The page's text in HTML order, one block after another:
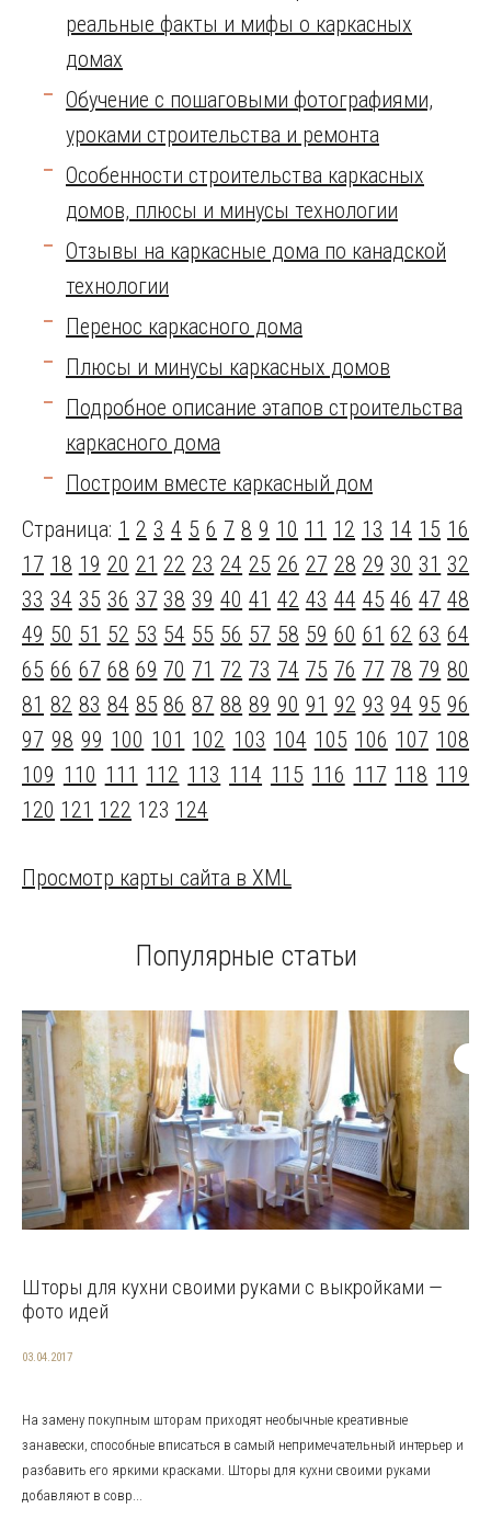
реальные факты и мифы о каркасных
домах
Обучение с пошаговыми фотографиями,
уроками строительства и ремонта
Особенности строительства каркасных
домов, плюсы и минусы технологии
Отзывы на каркасные дома по канадской
технологии
Перенос каркасного дома
Плюсы и минусы каркасных домов
Подробное описание этапов строительства
каркасного дома
Построим вместе каркасный дом
Страница: 1 2 3 4 5 6 7 8 9 10 11 12 13 14 15 16
17 18 19 20 21 22 23 24 25 26 27 28 29 30 31 32
33 34 35 36 37 38 39 40 41 42 43 44 45 46 47 48
49 50 51 52 53 54 55 56 57 58 59 60 61 62 63 64
65 66 67 68 69 70 71 72 73 74 75 76 77 78 79 80
81 82 83 84 85 86 87 88 89 90 91 92 93 94 95 96
97 98 99 100 101 102 103 104 105 106 107 108
109 110 111 112 113 114 115 116 117 118 119
120 121 122 123 124
Просмотр карты сайта в XML
Популярные статьи
Шторы для кухни своими руками с выкройками —
фото идей
03.04.2017
На замену покупным шторам приходят необычные креативные
занавески, способные вписаться в самый непримечательный интерьер и
разбавить его яркими красками. Шторы для кухни своими руками
добавляют в совр...